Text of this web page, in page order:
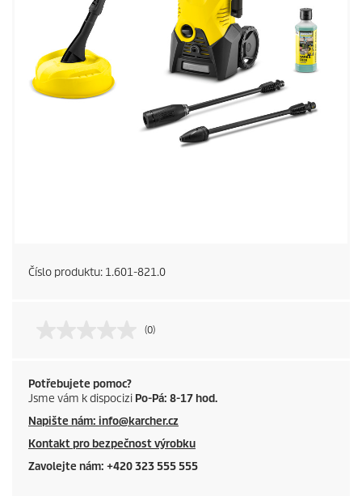
Číslo produktu: 1.601-821.0
(0)
Potřebujete pomoc?
Jsme vám k dispocizi Po-Pá: 8-17 hod.
Napište nám: info@karcher.cz
Kontakt pro bezpečnost výrobku
Zavolejte nám: +420 323 555 555